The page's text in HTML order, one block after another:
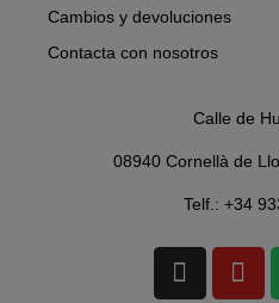
Cambios y devoluciones
Contacta con nosotros
Calle de
08940 Cornellà de
Telf.: +34